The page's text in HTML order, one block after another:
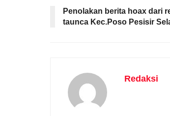
Penolakan berita hoax dari
taunca Kec.Poso Pesisir
Redaksi